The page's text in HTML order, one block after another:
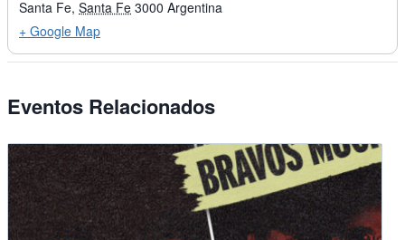
Santa Fe, Santa Fe 3000 Argentina
+ Google Map
Eventos Relacionados